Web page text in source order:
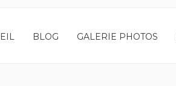
BLOG GALERIE PHOTOS